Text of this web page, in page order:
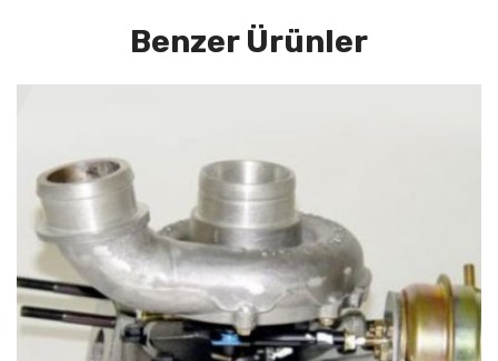
Benzer Ürünler